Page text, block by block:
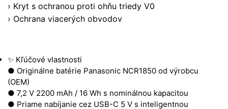
› Kryt s ochranou proti ohňu triedy V0
› Ochrana viacerých obvodov
✨ Kľúčové vlastnosti
● Originálne batérie Panasonic NCR1850 od výrobcu
(OEM)
● 7,2 V 2200 mAh / 16 Wh s nominálnou kapacitou
● Priame nabíjanie cez USB-C 5 V s inteligentnou